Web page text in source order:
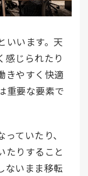
いいます。天
感じられたり
きやすく快適
重要な要素で
ていたり、
たりすること
ないまま移転